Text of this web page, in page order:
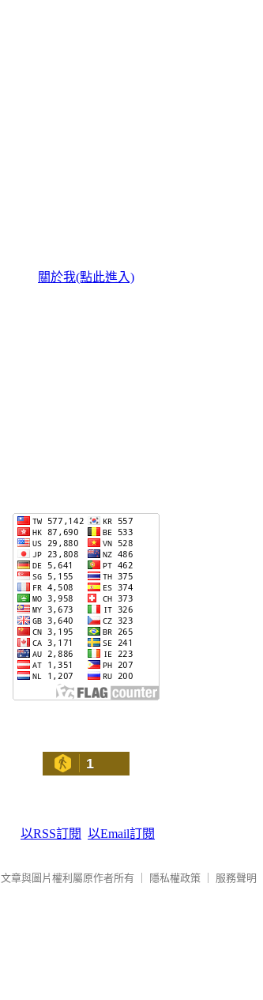
關於我(點此進入)
1
以RSS訂閱 以Email訂閱
文章與圖片權利屬原作者所有 隱私權政策 服務聲明